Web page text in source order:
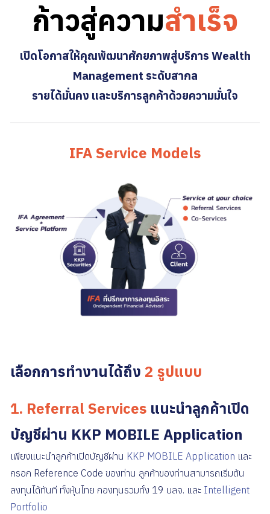
ก้าวสู่ความสำเร็จ
เปิดโอกาสให้คุณพัฒนาศักยภาพสู่บริการ Wealth
Management ระดับสากล
รายได้มั่นคง และบริการลูกค้าด้วยความมั่นใจ
IFA Service Models
เลือกการทำงานได้ถึง 2 รูปแบบ
1. Referral Services แนะนำลูกค้าเปิด
บัญชีผ่าน KKP MOBILE Application
เพียงแนะนำลูกค้าเปิดบัญชีผ่าน KKP MOBILE Application และ
กรอก Reference Code ของท่าน ลูกค้าของท่านสามารถเริ่มต้น
ลงทุนได้ทันที ทั้งหุ้นไทย กองทุนรวมทั้ง 19 บลจ. และ Intelligent
Portfolio